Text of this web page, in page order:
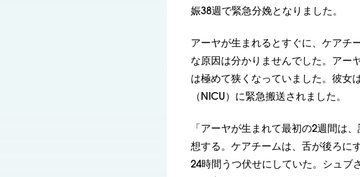
娠38週で緊急分娩となりました。
アーヤが生まれるとすぐに、ケアチ
な原因は分かりませんでした。アー
は極めて狭くなっていました。彼女
（NICU）に緊急搬送されました。
「アーヤが生まれて最初の2週間は
想する。ケアチームは、舌が後ろに
24時間うつ伏せにしていた。シュブ